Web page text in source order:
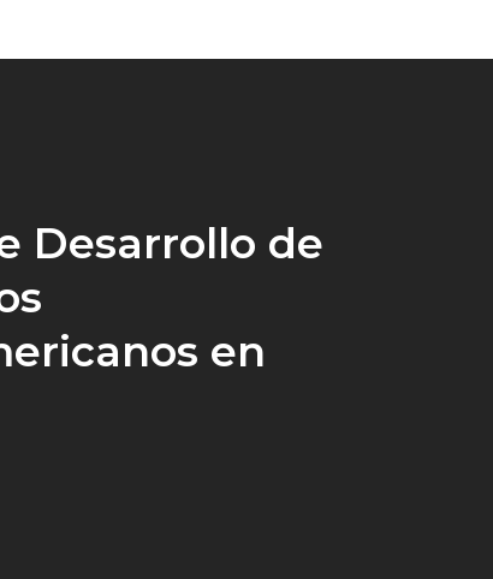
Desarrollo de
en